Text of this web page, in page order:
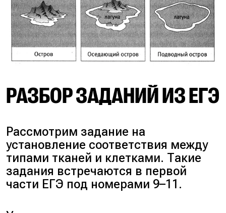
РАЗБОР ЗАДАНИЙ ИЗ ЕГЭ
Рассмотрим задание на
установление соответствия между
типами тканей и клетками. Такие
задания встречаются в первой
части ЕГЭ под номерами 9–11.